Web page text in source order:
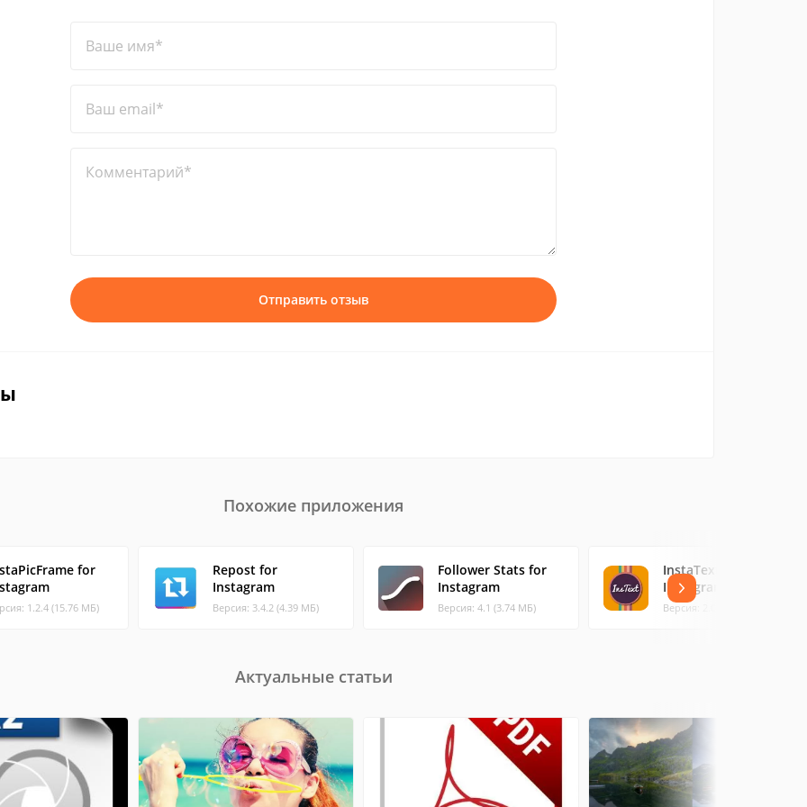
Ваше имя*
Ваш email*
Комментарий*
Отправить отзыв
Похожие приложения
for
1.2.4 (15.76 МБ)
Repost for
Instagram
Версия: 3.4.2 (4.39 МБ)
Follower Stats for
Instagram
Версия: 4.1 (3.74 МБ)
InstaText -
Instagram Text
Версия: 2.0 (11.81 МБ)
Актуальные статьи